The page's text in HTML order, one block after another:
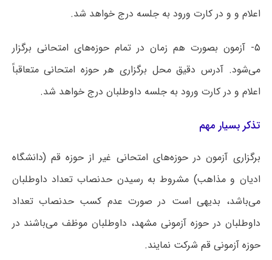
اعلام و و در کارت ورود به جلسه درج خواهد شد.
۵- آزمون بصورت هم زمان در تمام حوزه‌های امتحانی برگزار
می‌شود. آدرس دقیق محل برگزاری هر حوزه امتحانی متعاقباً
اعلام و در کارت ورود به جلسه داوطلبان درج خواهد شد.
تذکر بسیار مهم
برگزاری آزمون در حوزه‌های امتحانی غیر از حوزه قم (دانشگاه
ادیان و مذاهب) مشروط به رسیدن حدنصاب تعداد داوطلبان
می‌باشد، بدیهی است در صورت‌ عدم کسب حدنصاب تعداد
داوطلبان در حوزه آزمونی مشهد، داوطلبان موظف می‌باشند در
حوزه آزمونی قم شرکت نمایند.